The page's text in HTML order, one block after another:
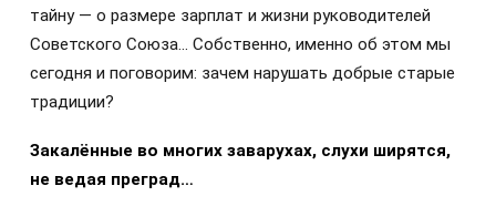
тайну — о размере зарплат и жизни руководителей
Советского Союза… Собственно, именно об этом мы
сегодня и поговорим: зачем нарушать добрые старые
традиции?
Закалённые во многих заварухах, слухи ширятся,
не ведая преград…